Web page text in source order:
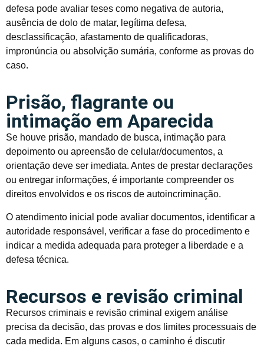
defesa pode avaliar teses como negativa de autoria,
ausência de dolo de matar, legítima defesa,
desclassificação, afastamento de qualificadoras,
impronúncia ou absolvição sumária, conforme as provas do
caso.
Prisão, flagrante ou
intimação em Aparecida
Se houve prisão, mandado de busca, intimação para
depoimento ou apreensão de celular/documentos, a
orientação deve ser imediata. Antes de prestar declarações
ou entregar informações, é importante compreender os
direitos envolvidos e os riscos de autoincriminação.
O atendimento inicial pode avaliar documentos, identificar a
autoridade responsável, verificar a fase do procedimento e
indicar a medida adequada para proteger a liberdade e a
defesa técnica.
Recursos e revisão criminal
Recursos criminais e revisão criminal exigem análise
precisa da decisão, das provas e dos limites processuais de
cada medida. Em alguns casos, o caminho é discutir